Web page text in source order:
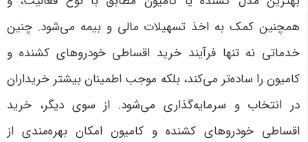
همچنین کمک به اخذ تسهیلات مالی و بیمه می‌شود. چنین
خدماتی نه تنها فرآیند خرید اقساطی خودروهای کشنده و
کامیون را ساده‌تر می‌کند، بلکه موجب اطمینان بیشتر خریداران
در انتخاب و سرمایه‌گذاری می‌شود. از سوی دیگر، خرید
اقساطی خودروهای کشنده و کامیون امکان بهره‌مندی از